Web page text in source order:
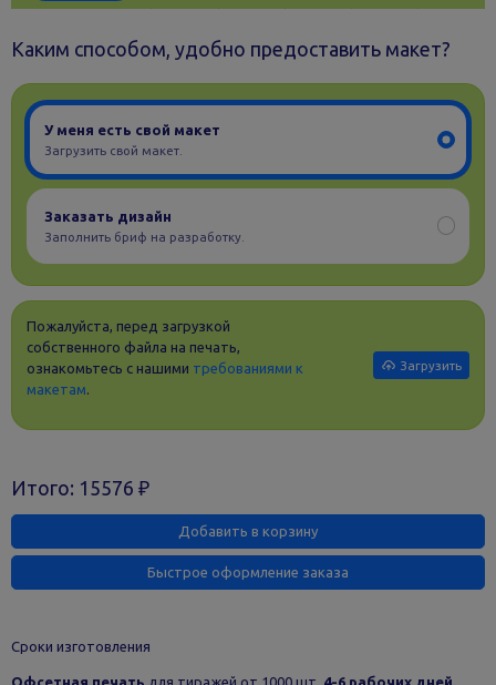
Каким способом, удобно предоставить макет?
У меня есть свой макет
Загрузить свой макет.
Заказать дизайн
Заполнить бриф на разработку.
Пожалуйста, перед загрузкой
собственного файла на печать,
ознакомьтесь с нашими требованиями к
макетам
Загрузить
Итого: 15576 ₽
Добавить в корзину
Быстрое оформление заказа
Сроки изготовления